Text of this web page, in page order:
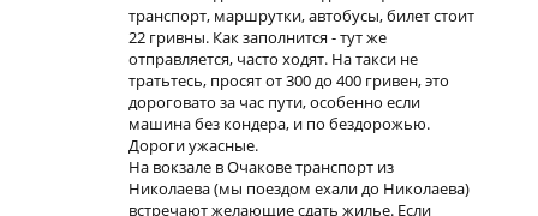
транспорт, маршрутки, автобусы, билет стоит
22 гривны. Как заполнится - тут же
отправляется, часто ходят. На такси не
тратьтесь, просят от 300 до 400 гривен, это
дороговато за час пути, особенно если
машина без кондера, и по бездорожью.
Дороги ужасные.
На вокзале в Очакове транспорт из
Николаева (мы поездом ехали до Николаева)
встречают желающие сдать жилье. Если